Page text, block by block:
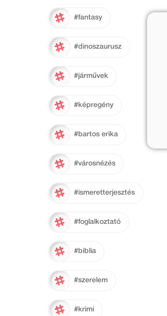
#fantasy
#dinoszaurusz
#járművek
#képregény
#bartos erika
#városnézés
#ismeretterjesztés
#foglalkoztató
#biblia
#szerelem
#krimi